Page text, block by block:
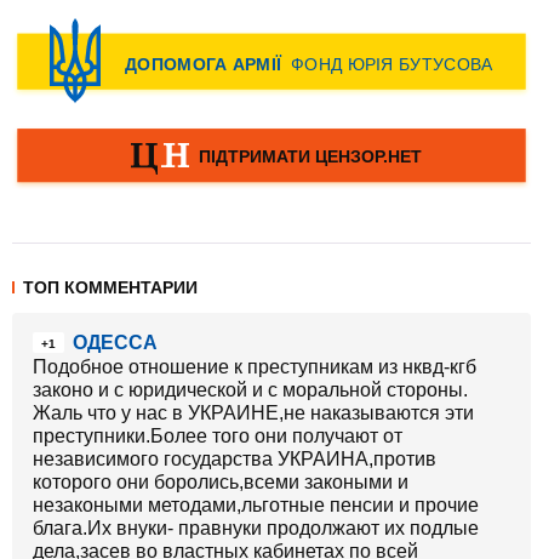
ТОП КОММЕНТАРИИ
+1
ОДЕССА
Подобное отношение к преступникам из нквд-кгб
законо и с юридической и с моральной стороны.
Жаль что у нас в УКРАИНЕ,не наказываются эти
преступники.Более того они получают от
независимого государства УКРАИНА,против
которого они боролись,всеми закоными и
незакоными методами,льготные пенсии и прочие
блага.Их внуки- правнуки продолжают их подлые
дела,засев во властных кабинетах по всей